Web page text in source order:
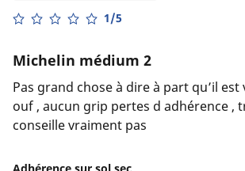
1/5
Michelin médium 2
Pas grand chose à dire à part qu’il
ouf , aucun grip pertes d adhérence ,
conseille vraiment pas